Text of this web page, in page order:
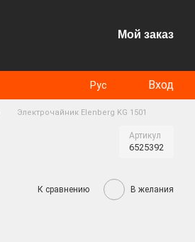
Мой заказ
Рус Вход
Электрочайник Elenberg KG 1501
Артикул
6525392
К сравнению В желания